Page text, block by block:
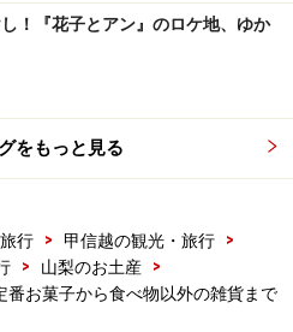
4：澤田屋「くろ玉
円税込
！『花子とアン』のロケ地、ゆか
をもっと見る
行 > 甲信越の観光・旅行
>
> 山梨のお土産
>
お菓子から食べ物以外の雑貨まで